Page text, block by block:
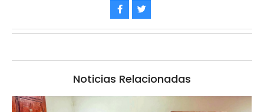
Noticias Relacionadas